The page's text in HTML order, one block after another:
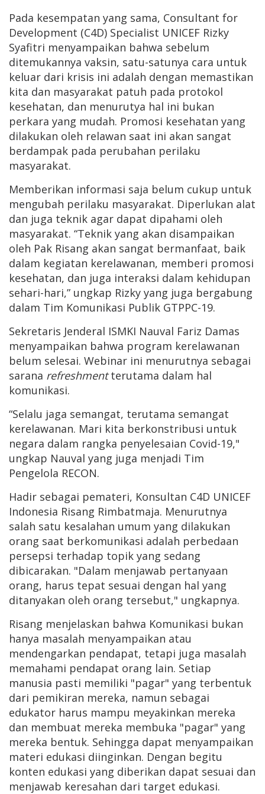
Pada kesempatan yang sama, Consultant for
Development (C4D) Specialist UNICEF Rizky
Syafitri menyampaikan bahwa sebelum
ditemukannya vaksin, satu-satunya cara untuk
keluar dari krisis ini adalah dengan memastikan
kita dan masyarakat patuh pada protokol
kesehatan, dan menurutya hal ini bukan
perkara yang mudah. Promosi kesehatan yang
dilakukan oleh relawan saat ini akan sangat
berdampak pada perubahan perilaku
masyarakat.
Memberikan informasi saja belum cukup untuk
mengubah perilaku masyarakat. Diperlukan alat
dan juga teknik agar dapat dipahami oleh
masyarakat. “Teknik yang akan disampaikan
oleh Pak Risang akan sangat bermanfaat, baik
dalam kegiatan kerelawanan, memberi promosi
kesehatan, dan juga interaksi dalam kehidupan
sehari-hari,” ungkap Rizky yang juga bergabung
dalam Tim Komunikasi Publik GTPPC-19.
Sekretaris Jenderal ISMKI Nauval Fariz Damas
menyampaikan bahwa program kerelawanan
belum selesai. Webinar ini menurutnya sebagai
sarana refreshmentterutama dalam hal
komunikasi.
“Selalu jaga semangat, terutama semangat
kerelawanan. Mari kita berkonstribusi untuk
negara dalam rangka penyelesaian Covid-19,"
ungkap Nauval yang juga menjadi Tim
Pengelola RECON.
Hadir sebagai pemateri, Konsultan C4D UNICEF
Indonesia Risang Rimbatmaja. Menurutnya
salah satu kesalahan umum yang dilakukan
orang saat berkomunikasi adalah perbedaan
persepsi terhadap topik yang sedang
dibicarakan. "Dalam menjawab pertanyaan
orang, harus tepat sesuai dengan hal yang
ditanyakan oleh orang tersebut," ungkapnya.
Risang menjelaskan bahwa Komunikasi bukan
hanya masalah menyampaikan atau
mendengarkan pendapat, tetapi juga masalah
memahami pendapat orang lain. Setiap
manusia pasti memiliki "pagar" yang terbentuk
dari pemikiran mereka, namun sebagai
edukator harus mampu meyakinkan mereka
dan membuat mereka membuka "pagar" yang
mereka bentuk. Sehingga dapat menyampaikan
materi edukasi diinginkan. Dengan begitu
konten edukasi yang diberikan dapat sesuai dan
menjawab keresahan dari target edukasi.